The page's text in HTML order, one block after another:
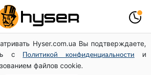
Hyser.com.ua Вы подтверждаете,
с
Политикой конфиденциальности
и
файлов cookie.
не роблять для села: як виглядав
італійської збірки